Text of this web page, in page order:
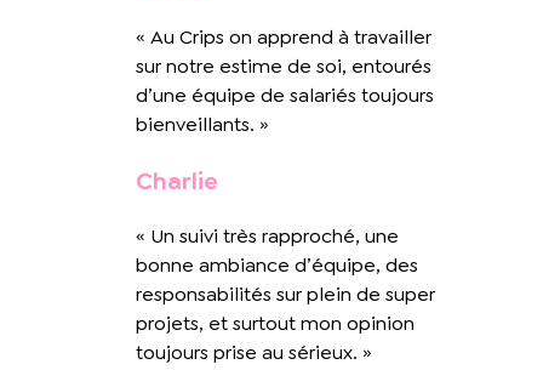
« Au Crips on apprend à travailler
sur notre estime de soi, entourés
d’une équipe de salariés toujours
bienveillants. »
Charlie
« Un suivi très rapproché, une
bonne ambiance d’équipe, des
responsabilités sur plein de super
projets, et surtout mon opinion
toujours prise au sérieux. »